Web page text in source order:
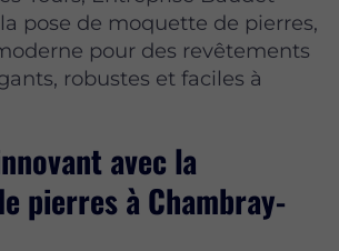
pose de moquette de pierres,
pour des revêtements
robustes et faciles à
avec la
pierres à Chambray-